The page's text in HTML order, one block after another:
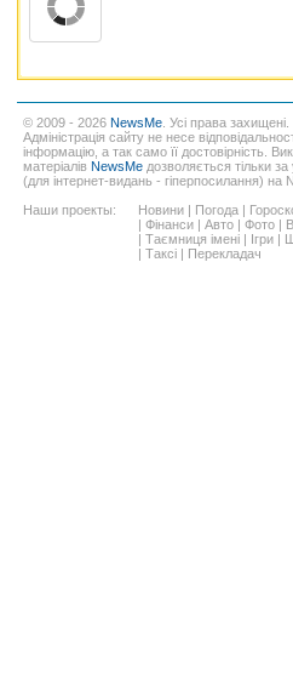
© 2009 - 2026 NewsMe . Усі права захищені.
Адміністрація сайту не несе
інформацію, а так само її достовірність.
матеріалів NewsMe дозволяється тільки
(для інтернет-видань - гіперпосилання) на
Наши проекты:
Новини | Погода |
| Фінанси | Авто | Фото |
| Таємниця імені | Ігри |
| Таксі | Перекладач